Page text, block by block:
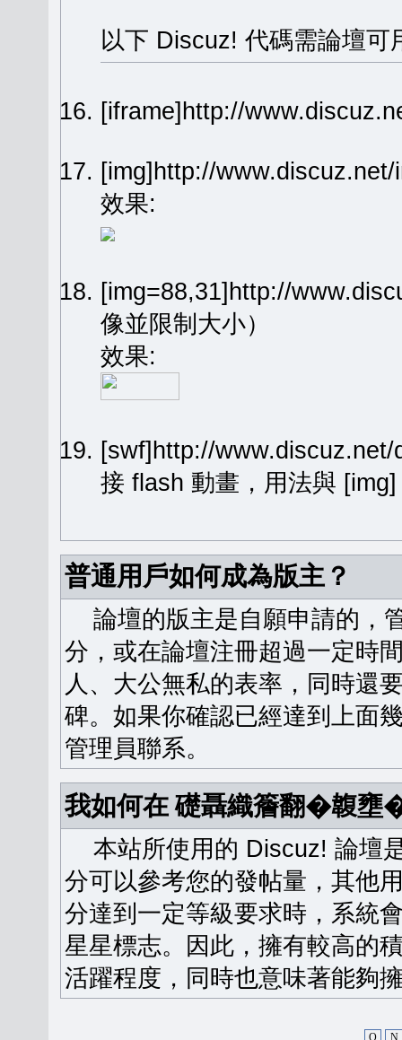
以下 Discuz! 代碼需論壇可
[iframe]http://
[img]http://
效果:
[img=88,31]http://
像並限制大小）
效果:
[swf]http://
接 flash 動畫，用法與
普通用戶如何成為版主？
論壇的版主是自願申請的，
分，或在論壇注冊超過一定時
人、大公無私的表率，同時還
碑。如果你確認已經達到上面
管理員聯系。
我如何在 礎聶織簷翻�䪖壅
本站所使用的 Discuz! 論壇
分可以參考您的發帖量，其他
分達到一定等級要求時，系統
星星標志。因此，擁有較高的
活躍程度，同時也意味著能夠
O N